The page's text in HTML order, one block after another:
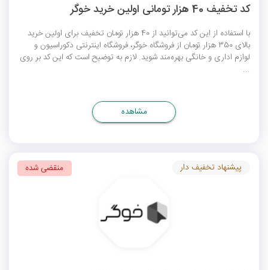
کد تخفیف 40 هزار تومانی اولین خرید خوگر
با استفاده از این کد می‌توانید از 40 هزار تومان تخفیف برای اولین خرید
بالای 350 هزار تومان از فروشگاه خوگر، فروشگاه اینترنتی دکوراسیون و
لوازم اداری و خانگی بهره‌مند شوید. لازم به توضیح است که این کد بر روی
...
مشاهده
پیشنهاد تخفیف دار منقضی شده